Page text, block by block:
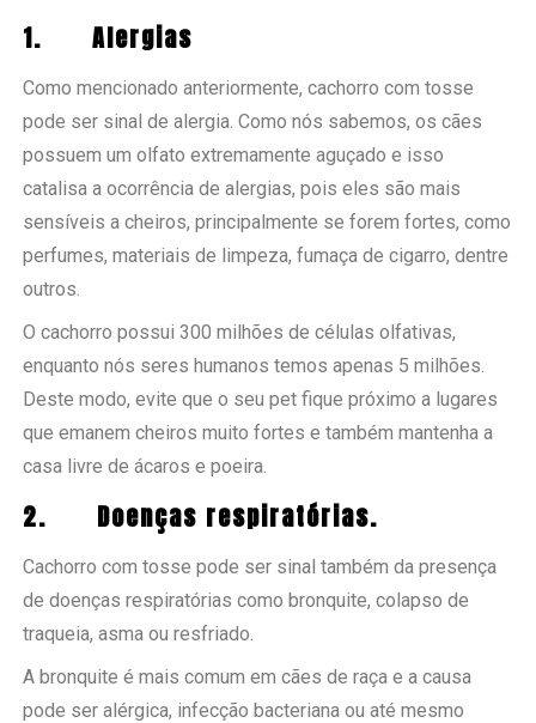
1. Alergias
Como mencionado anteriormente, cachorro com tosse
pode ser sinal de alergia. Como nós sabemos, os cães
possuem um olfato extremamente aguçado e isso
catalisa a ocorrência de alergias, pois eles são mais
sensíveis a cheiros, principalmente se forem fortes, como
perfumes, materiais de limpeza, fumaça de cigarro, dentre
outros.
O cachorro possui 300 milhões de células olfativas,
enquanto nós seres humanos temos apenas 5 milhões.
Deste modo, evite que o seu pet fique próximo a lugares
que emanem cheiros muito fortes e também mantenha a
casa livre de ácaros e poeira.
2. Doenças respiratórias.
Cachorro com tosse pode ser sinal também da presença
de doenças respiratórias como bronquite, colapso de
traqueia, asma ou resfriado.
A bronquite é mais comum em cães de raça e a causa
pode ser alérgica, infecção bacteriana ou até mesmo